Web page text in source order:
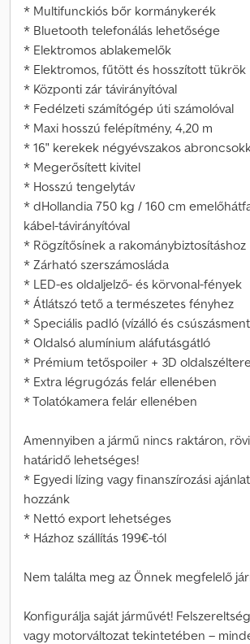
* Multifunckiós bőr kormánykerék
* Bluetooth telefonálás lehetősége
* Elektromos ablakemelők
* Elektromos, fűtött és hosszított tükrök
* Központi zár távirányítóval
* Fedélzeti számítógép úti számolóval
* Maxi hosszú felépítmény, 4,20 m
* 16" kerekek négyévszakos
* Megerősített kivitel
* Hosszú tengelytáv
* dHollandia 750 kg / 160 cm
kábel-távirányítóval
* Rögzítősínek a rakománybiztosításhoz
* Zárható szerszámosláda
* LED-es oldaljelző- és körvonal-fények
* Átlátszó tető a természetes fényhez
* Speciális padló (vízálló és
* Oldalsó alumínium aláfutásgátló
* Prémium tetőspoiler + 3D
* Extra légrugózás felár ellenében
* Tolatókamera felár ellenében
Amennyiben a jármű nincs raktáron,
határidő lehetséges!
* Egyedi lízing vagy finanszírozási
hozzánk
* Nettó export lehetséges
* Házhoz szállítás 199€-tól
Nem találta meg az Önnek megfelelő
Konfigurálja saját járművét!
vagy motorváltozat tekintetében –